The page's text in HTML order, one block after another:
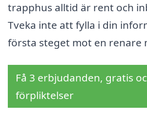
trapphus alltid är rent och
Tveka inte att fylla i din
första steget mot en renare
Få 3 erbjudanden, gratis
förpliktelser